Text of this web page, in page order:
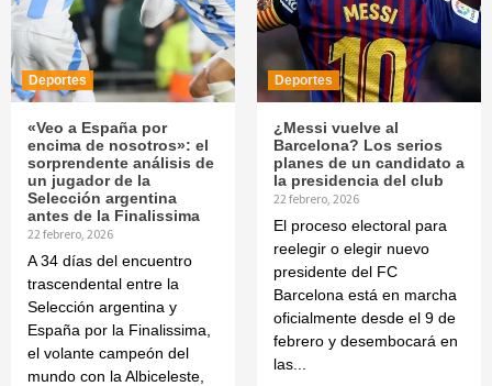
Deportes
«Veo a España por
encima de nosotros»: el
sorprendente análisis de
un jugador de la
Selección argentina
antes de la Finalissima
22 febrero, 2026
A 34 días del encuentro
trascendental entre la
Selección argentina y
España por la Finalissima,
el volante campeón del
mundo con la Albiceleste,
Deportes
¿Messi vuelve al
Barcelona? Los serios
planes de un candidato a
la presidencia del club
22 febrero, 2026
El proceso electoral para
reelegir o elegir nuevo
presidente del FC
Barcelona está en marcha
oficialmente desde el 9 de
febrero y desembocará en
las...